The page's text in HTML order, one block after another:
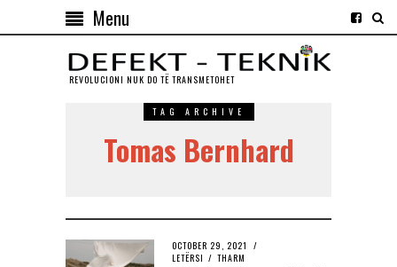
Menu
REVOLUCIONI NUK DO TЁ TRANSMETOHET
TAG ARCHIVE
Tomas Bernhard
OCTOBER 29, 2021
LETËRSI / THARM